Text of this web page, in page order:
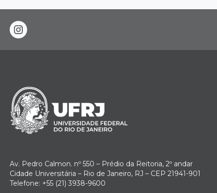
instagram
Av. Pedro Calmon. nº 550 – Prédio da Reitoria, 2º andar
Cidade Universitária – Rio de Janeiro, RJ – CEP 21941-901
Telefone: +55 (21) 3938-9600